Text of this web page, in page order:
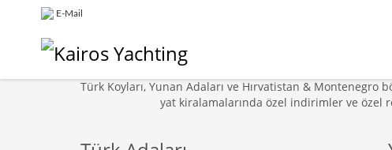
E-Mail
Türk Koyları, Yunan Adaları ve Hırvatistan &
yat kiralamalarında özel indirimler ve özel